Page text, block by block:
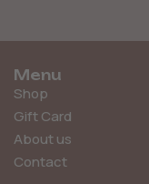
Menu
Shop
Gift Card
About us
Contact